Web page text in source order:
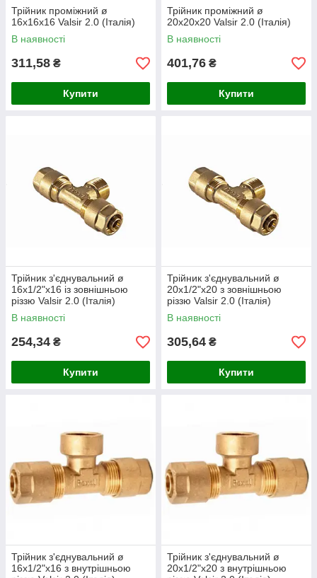
Трійник проміжний ø
16х16х16 Valsir 2.0 (Італія)
В наявності
311,58 ₴
Купити
Трійник проміжний ø
20х20х20 Valsir 2.0 (Італія)
В наявності
401,76 ₴
Купити
Трійник з'єднувальний ø
16х1/2"х16 із зовнішньою
різзю Valsir 2.0 (Італія)
В наявності
254,34 ₴
Купити
Трійник з'єднувальний ø
20х1/2"х20 з зовнішньою
різзю Valsir 2.0 (Італія)
В наявності
305,64 ₴
Купити
Трійник з'єднувальний ø
16х1/2"х16 з внутрішньою
Трійник з'єднувальний ø
20х1/2"х20 з внутрішньою